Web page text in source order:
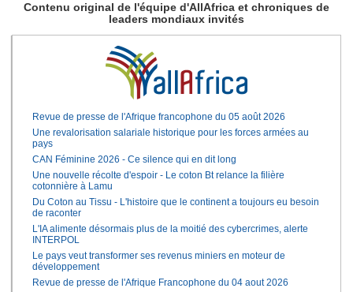
Contenu original de l'équipe d'AllAfrica et chroniques de
leaders mondiaux invités
Revue de presse de l'Afrique francophone du 05 août 2026
Une revalorisation salariale historique pour les forces armées au
pays
CAN Féminine 2026 - Ce silence qui en dit long
Une nouvelle récolte d'espoir - Le coton Bt relance la filière
cotonnière à Lamu
Du Coton au Tissu - L'histoire que le continent a toujours eu besoin
de raconter
L'IA alimente désormais plus de la moitié des cybercrimes, alerte
INTERPOL
Le pays veut transformer ses revenus miniers en moteur de
développement
Revue de presse de l'Afrique Francophone du 04 aout 2026